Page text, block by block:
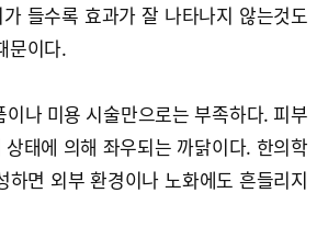
들수록 효과가 잘 나타나지 않는것도
문이다.
나 미용 시술만으로는 부족하다. 피부
태에 의해 좌우되는 까닭이다. 한의학
면 외부 환경이나 노화에도 흔들리지